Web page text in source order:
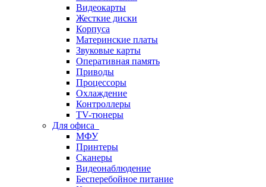
Видеокарты
Жесткие диски
Корпуса
Материнские платы
Звуковые карты
Оперативная память
Приводы
Процессоры
Охлаждение
Контроллеры
TV-тюнеры
Для офиса
МФУ
Принтеры
Сканеры
Видеонаблюдение
Бесперебойное питание